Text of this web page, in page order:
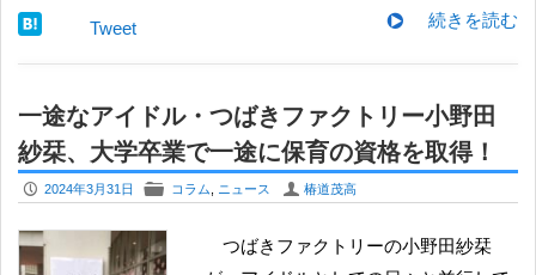
続きを読む
Tweet
一途なアイドル・つばきファクトリー小野田
紗栞、大学卒業で一途に保育の資格を取得！
P 2024年3月31日 F コラム ニュース U 椿道茂高
つばきファクトリーの小野田紗栞